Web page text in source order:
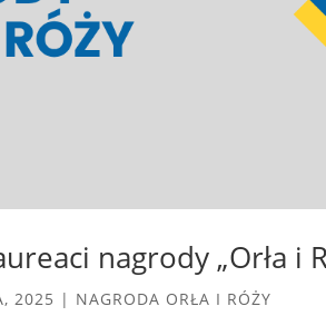
nagrody „Orła i
2025 | NAGRODA ORŁA I RÓŻY